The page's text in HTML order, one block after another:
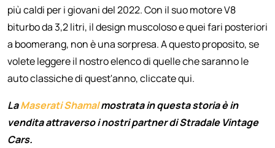
più caldi per i giovani del 2022. Con il suo motore V8
biturbo da 3,2 litri, il design muscoloso e quei fari posteriori
a boomerang, non è una sorpresa. A questo proposito, se
volete leggere il nostro elenco di quelle che saranno le
auto classiche di quest'anno, cliccate qui.
LaMaserati Shamalmostrata in questa storia è in
vendita attraverso i nostri partner di Stradale Vintage
Cars.